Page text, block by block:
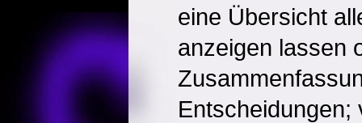
eine Übersicht
anzeigen lassen
Entscheidungen;